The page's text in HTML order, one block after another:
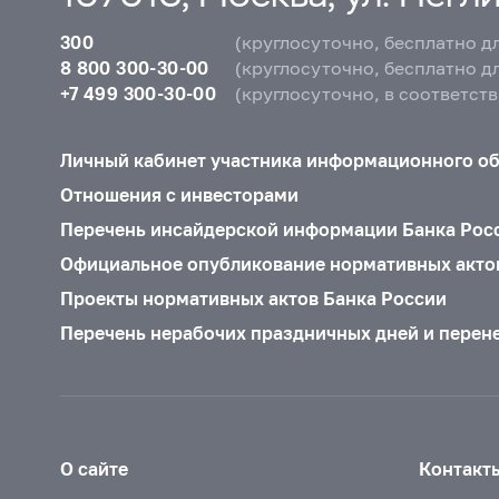
300
(круглосуточно, бесплатно
8 800 300-30-00
(круглосуточно, бесплатно
+7 499 300-30-00
(круглосуточно, в
Личный кабинет участника информационного
Отношения с инвесторами
Перечень инсайдерской информации Банка
Официальное опубликование нормативных
Проекты нормативных актов Банка России
Перечень нерабочих праздничных дней и
О сайте